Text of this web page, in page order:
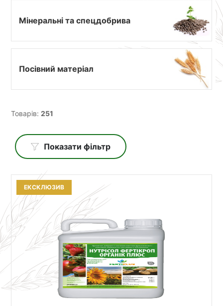
Мінеральні та спецдобрива
Посівний матеріал
Товарів: 251
Показати фільтр
ЕКСКЛЮЗИВ